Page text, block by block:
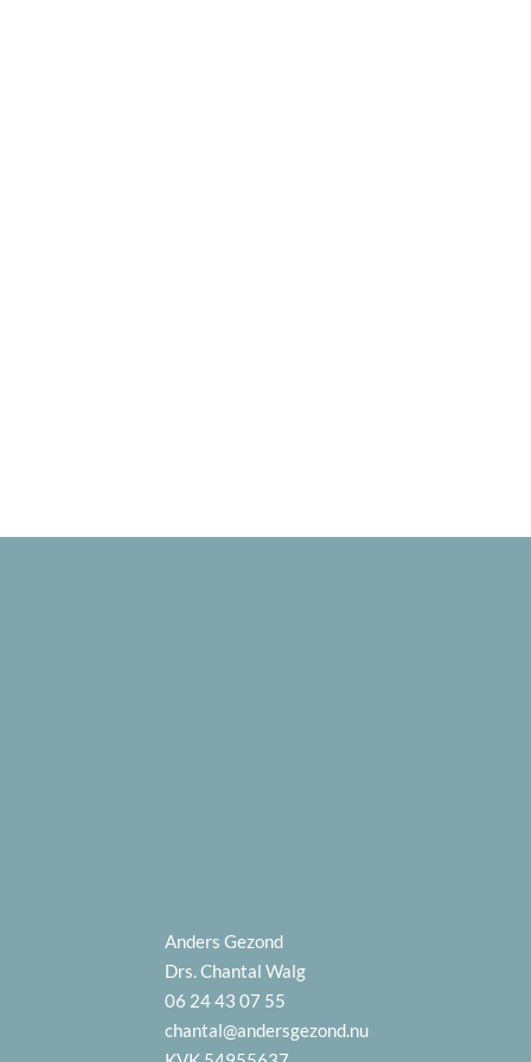
Anders Gezond
Drs. Chantal Walg
06 24 43 07 55
chantal@andersgezond.nu